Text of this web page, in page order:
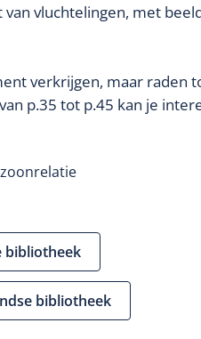
vluchtelingen, met
verkrijgen, maar raden
p.35 tot p.45 kan je
bibliotheek
bibliotheek